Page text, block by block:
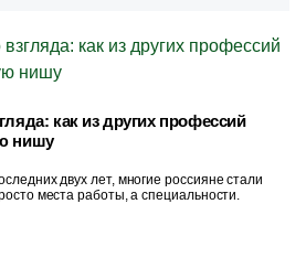
как из других профессий
нишу
двух лет, многие россияне стали
места работы, а специальности.